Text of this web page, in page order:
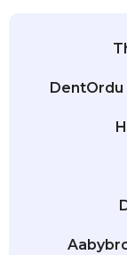
DentOrdu